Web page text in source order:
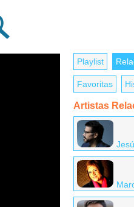
Playlist
Favoritas
Artistas